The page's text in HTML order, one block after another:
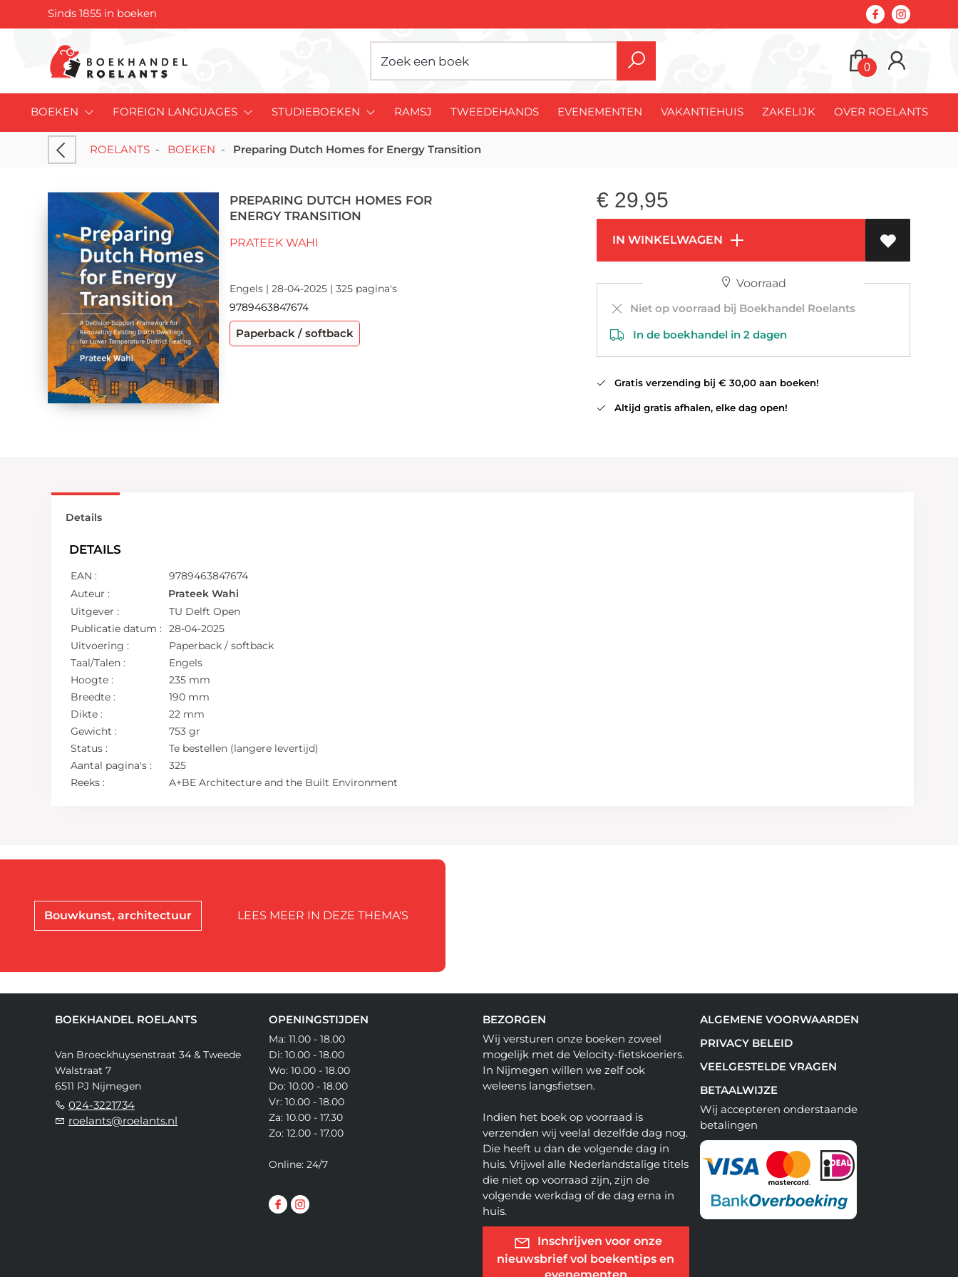
Sinds 1855 in boeken
0
BOEKEN FOREIGN LANGUAGES STUDIEBOEKEN RAMSJ TWEEDEHANDS EVENEMENTEN VAKANTIEHUIS ZAKELIJK OVER ROELANTS
ROELANTS - BOEKEN - Preparing Dutch Homes for Energy Transition
PREPARING DUTCH HOMES FOR
ENERGY TRANSITION
PRATEEK WAHI
Engels | 28-04-2025 | 325 pagina's
9789463847674
Paperback / softback
€ 29,95
IN WINKELWAGEN
Voorraad
Niet op voorraad bij Boekhandel Roelants
In de boekhandel in 2 dagen
Gratis verzending bij € 30,00 aan boeken!
Altijd gratis afhalen, elke dag open!
Details
DETAILS
EAN :
9789463847674
Auteur :
Prateek Wahi
Uitgever :
TU Delft Open
Publicatie datum :
28-04-2025
Uitvoering :
Paperback / softback
Taal/Talen :
Engels
Hoogte :
235 mm
Breedte :
190 mm
Dikte :
22 mm
Gewicht :
753 gr
Status :
Te bestellen (langere levertijd)
Aantal pagina's :
325
Reeks :
A+BE Architecture and the Built Environment
Bouwkunst, architectuur LEES MEER IN DEZE THEMA'S
BOEKHANDEL ROELANTS
Van Broeckhuysenstraat 34 & Tweede
Walstraat 7
6511 PJ Nijmegen
024-3221734
roelants@roelants.nl
OPENINGSTIJDEN
Ma: 11.00 - 18.00
Di: 10.00 - 18.00
Wo: 10.00 - 18.00
Do: 10.00 - 18.00
Vr: 10.00 - 18.00
Za: 10.00 - 17.30
Zo: 12.00 - 17.00
Online: 24/7
BEZORGEN
Wij versturen onze boeken zoveel
mogelijk met de Velocity-fietskoeriers.
In Nijmegen willen we zelf ook
weleens langsfietsen.
Indien het boek op voorraad is
verzenden wij veelal dezelfde dag nog.
Die heeft u dan de volgende dag in
huis. Vrijwel alle Nederlandstalige titels
die niet op voorraad zijn, zijn de
volgende werkdag of de dag erna in
huis.
Inschrijven voor onze
nieuwsbrief vol boekentips en
evenementen
ALGEMENE VOORWAARDEN
PRIVACY BELEID
VEELGESTELDE VRAGEN
BETAALWIJZE
Wij accepteren onderstaande
betalingen